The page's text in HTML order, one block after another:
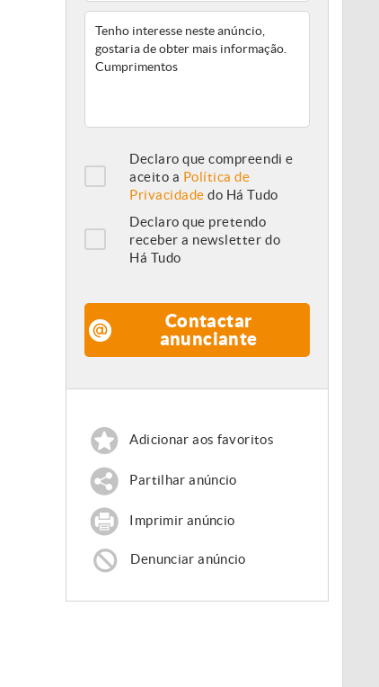
Declaro que compreendi e
aceito a Política de
Privacidade do Há Tudo
Declaro que pretendo
receber a newsletter do
Há Tudo
Contactar
anunciante
Adicionar aos favoritos
Partilhar anúncio
Imprimir anúncio
Denunciar anúncio